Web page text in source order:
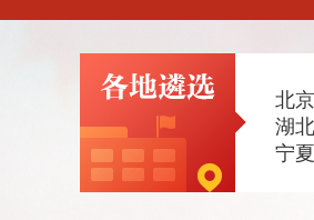
北京
湖北
宁夏